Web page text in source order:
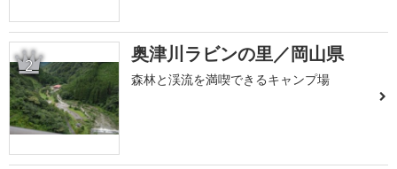
2 奥津川ラビンの里／岡山県
森林と渓流を満喫できるキャンプ場